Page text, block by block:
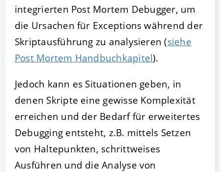
integrierten Post Mortem Debugger, um
die Ursachen für Exceptions während der
Skriptausführung zu analysieren (siehe
Post Mortem Handbuchkapitel).
Jedoch kann es Situationen geben, in
denen Skripte eine gewisse Komplexität
erreichen und der Bedarf für erweitertes
Debugging entsteht, z.B. mittels Setzen
von Haltepunkten, schrittweises
Ausführen und die Analyse von